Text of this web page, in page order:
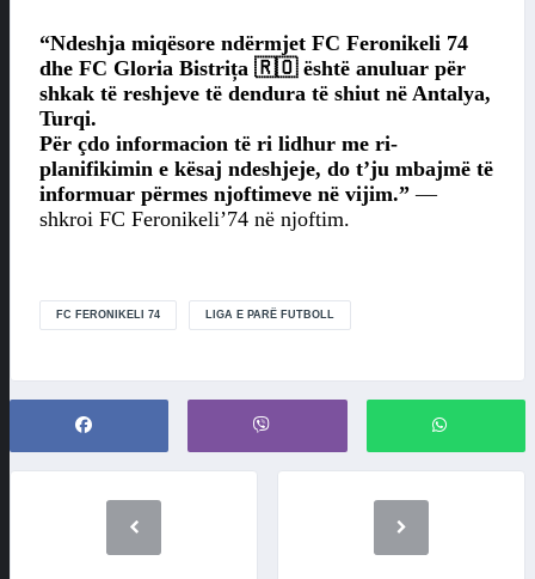
“Ndeshja miqësore ndërmjet FC Feronikeli 74
dhe FC Gloria Bistrița 🇷🇴 është anuluar për
shkak të reshjeve të dendura të shiut në Antalya,
Turqi.
Për çdo informacion të ri lidhur me ri-
planifikimin e kësaj ndeshjeje, do t’ju mbajmë të
informuar përmes njoftimeve në vijim.” —
shkroi FC Feronikeli’74 në njoftim.
FC FERONIKELI 74 LIGA E PARË FUTBOLL